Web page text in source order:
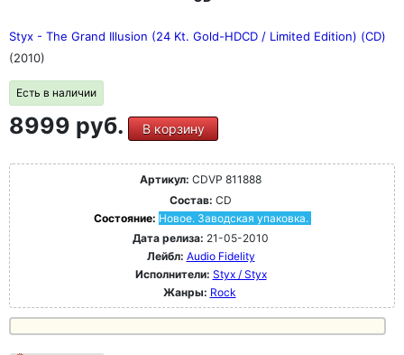
Styx - The Grand Illusion (24 Kt. Gold-HDCD / Limited Edition) (CD)
(2010)
Есть в наличии
8999 руб. В корзину
Артикул: CDVP 811888
Состав: CD
Состояние: Новое. Заводская упаковка.
Дата релиза: 21-05-2010
Лейбл: Audio Fidelity
Исполнители: Styx / Styx
Жанры: Rock